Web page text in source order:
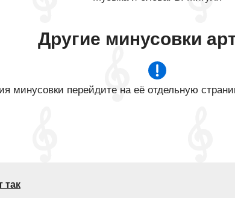
Другие минусовки
минусовки перейдите на её отдельную
так